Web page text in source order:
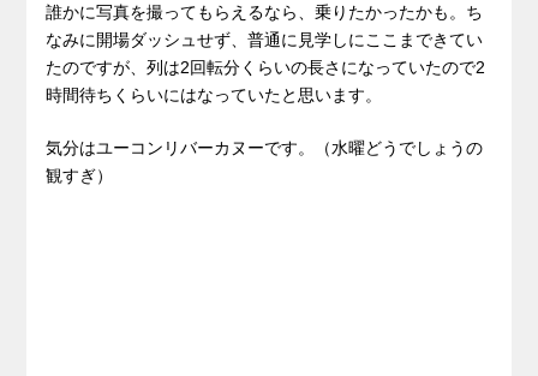
誰かに写真を撮ってもらえるなら、乗りたかったかも。ち
なみに開場ダッシュせず、普通に見学しにここまできてい
たのですが、列は2回転分くらいの長さになっていたので2
時間待ちくらいにはなっていたと思います。
気分はユーコンリバーカヌーです。（水曜どうでしょうの
観すぎ）